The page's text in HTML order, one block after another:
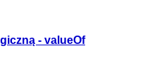
- valueOf